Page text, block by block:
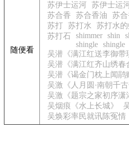
随便看
苏伊士运河 苏伊士运
苏合香
苏合香油 苏
苏打 苏打水 苏打水
苏打石 shimmer shin
shingle shingle
吴潜《满江红送李御带
吴潜《满江红齐山绣春
吴潜《谒金门枕上闻鹃
吴激《人月圆·南朝千古
吴激《题宗之家初序潇
吴烟痕《水上长城》
吴焕彩率民就讯陈冤情